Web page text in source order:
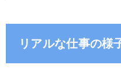
リアルな仕事の様